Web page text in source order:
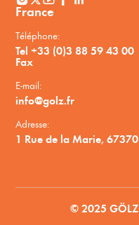
France
Téléphone:
Tel +33 (0)3 88 59 43 00
Fax
E-mail:
info@golz.fr
Adresse:
1 Rue de la Marie, 67370
© 2025 GÖLZ